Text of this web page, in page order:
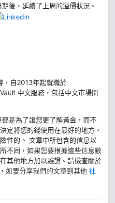
後，延續了上周的溢價狀況。
，自2013年起就職於
中文服務，包括中文市場開
是為了讓您更了解黃金，而不
定將您的錢使用在最好的地方，
性的。 文章中所包含的信息以
不同，如果您要根據這些信息數
其他地方加以驗證。請檢查關於
，如要分享我們的文章到其他 社